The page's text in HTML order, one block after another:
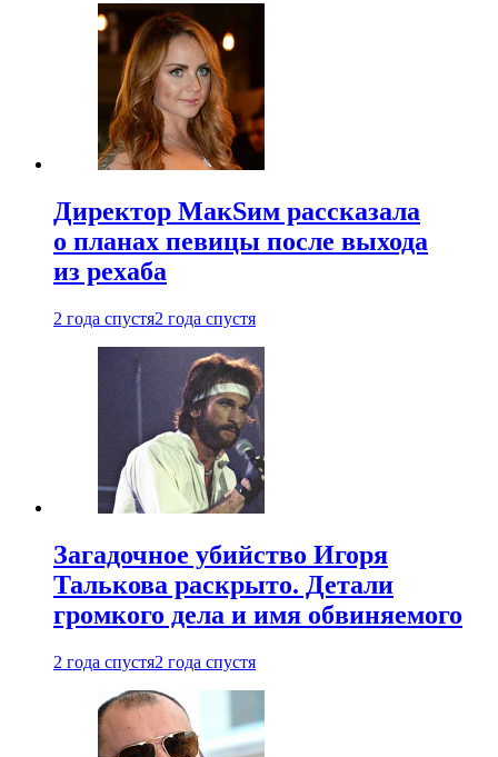
Директор МакSим рассказала
о планах певицы после выхода
из рехаба
2 года спустя2 года спустя
Загадочное убийство Игоря
Талькова раскрыто. Детали
громкого дела и имя обвиняемого
2 года спустя2 года спустя